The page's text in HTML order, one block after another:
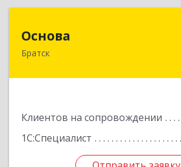
Основа
Братск
Клиентов на сопровождении
1С:Специалист